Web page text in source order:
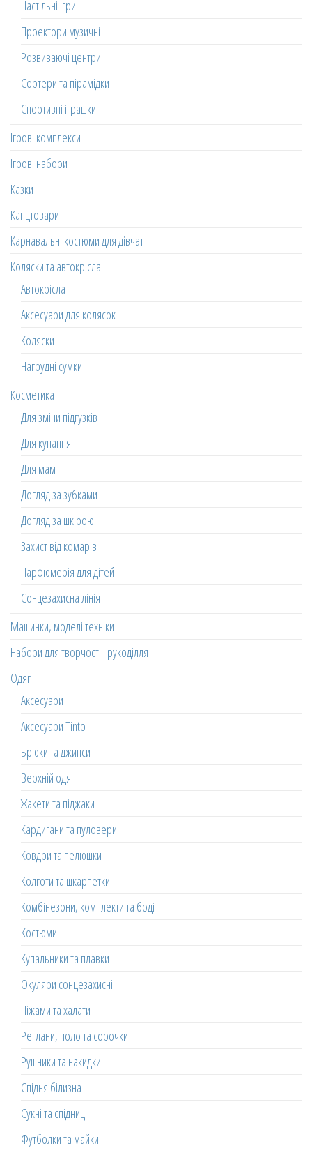
Настільні ігри
Проектори музичні
Розвиваючі центри
Сортери та пірамідки
Спортивні іграшки
Ігрові комплекси
Ігрові набори
Казки
Канцтовари
Карнавальні костюми для дівчат
Коляски та автокрісла
Автокрісла
Аксесуари для колясок
Коляски
Нагрудні сумки
Косметика
Для зміни підгузків
Для купання
Для мам
Догляд за зубками
Догляд за шкірою
Захист від комарів
Парфюмерія для дітей
Сонцезахисна лінія
Машинки, моделі техніки
Набори для творчості і рукоділля
Одяг
Аксесуари
Аксесуари Tinto
Брюки та джинси
Верхній одяг
Жакети та піджаки
Кардигани та пуловери
Ковдри та пелюшки
Колготи та шкарпетки
Комбінезони, комплекти та боді
Костюми
Купальники та плавки
Окуляри сонцезахисні
Піжами та халати
Реглани, поло та сорочки
Рушники та накидки
Спідня білизна
Сукні та спідниці
Футболки та майки